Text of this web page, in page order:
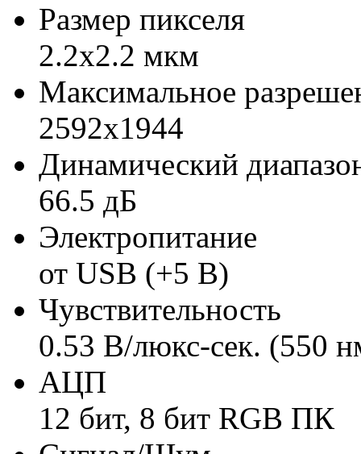
Размер пикселя
2.2x2.2 мкм
Максимальное
2592x1944
Динамический
66.5 дБ
Электропитание
от USB (+5 В)
Чувствительность
0.53 В/люкс-сек. (550
АЦП
12 бит, 8 бит RGB ПК